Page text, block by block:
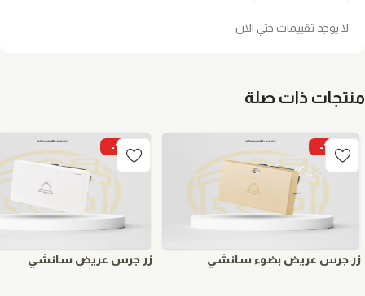
لا يوجد تقييمات حتي الان
منتجات ذات صلة
-15%
زر جرس عريض بضوء سانشي
-15%
زر جرس عريض سانشي